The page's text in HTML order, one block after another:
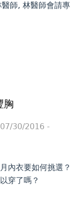
師, 林醫師會請專
胸
30/2016 -
內衣要如何挑選？
穿了嗎？